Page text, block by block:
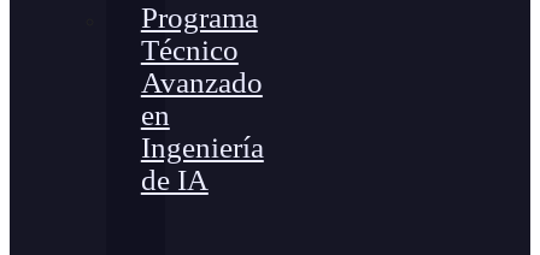
Programa
Técnico
Avanzado
en
Ingeniería
de IA